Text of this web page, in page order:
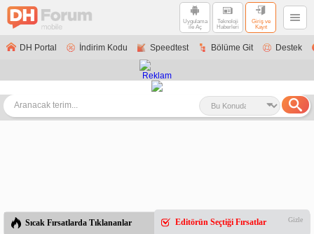
Uygulama
ile Aç
Teknoloji
Haberleri
Giriş ve
Kayıt
DH Portal İndirim Kodu Speedtest Bölüme Git Destek
Sıcak Fırsatlarda Tıklananlar Editörün Seçtiği Fırsatlar Gizle